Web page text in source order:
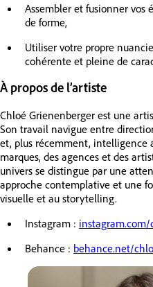
Assembler et fusionner vos
de forme,
Utiliser votre propre
cohérente et pleine de
À propos de l’artiste
Chloé Grienenberger est une
Son travail navigue entre
et, plus récemment, intelligence
marques, des agences et des
univers se distingue par une
approche contemplative et une
visuelle et au storytelling.
Instagram :
Behance : behance.net/